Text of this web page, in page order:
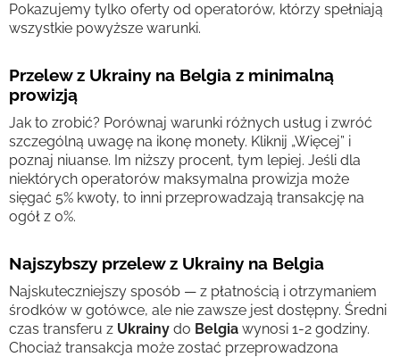
Pokazujemy tylko oferty od operatorów, którzy spełniają
wszystkie powyższe warunki.
Przelew z Ukrainy na Belgia z minimalną
prowizją
Jak to zrobić? Porównaj warunki różnych usług i zwróć
szczególną uwagę na ikonę monety. Kliknij „Więcej” i
poznaj niuanse. Im niższy procent, tym lepiej. Jeśli dla
niektórych operatorów maksymalna prowizja może
sięgać 5% kwoty, to inni przeprowadzają transakcję na
ogół z 0%.
Najszybszy przelew z Ukrainy na Belgia
Najskuteczniejszy sposób — z płatnością i otrzymaniem
środków w gotówce, ale nie zawsze jest dostępny. Średni
czas transferu z Ukrainy do Belgia wynosi 1-2 godziny.
Chociaż transakcja może zostać przeprowadzona